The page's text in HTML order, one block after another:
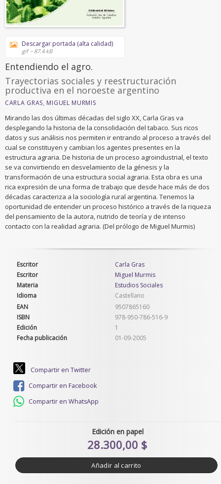
Descargar portada (alta calidad)
gif ~ 87.4 kB
Entendiendo el agro.
Trayectorias sociales y reestructuración
productiva en el noroeste argentino
CARLA GRAS, MIGUEL MURMIS
Mirando las dos últimas décadas del siglo XX, Carla Gras va
desplegando la historia de la consolidación del tabaco. Sus ricos
datos y sus análisis nos permiten ir entrando al proceso a través del
cual se constituyen y cambian los agentes presentes en la
estructura agraria. De historia de un proceso agroindustrial, el texto
se va convirtiendo en desvelamiento de la génesis y la
transformación de una estructura social agraria. Esta obra es una
rica expresión de una forma de trabajo que desde hace más de dos
décadas caracteriza a la sociología rural argentina. Tenemos la
oportunidad de entender un proceso histórico a través de la riqueza
del pensamiento de la autora, nutrido de teoría y de intenso
contacto con la realidad agraria. (Del prólogo de Miguel Murmis)
Escritor
Carla Gras
Escritor
Miguel Murmis
Materia
Estudios Sociales
Idioma
Castellano
EAN
9507865160
ISBN
978-950-786-516-9
Edición
1
Fecha publicación
01-09-2005
Compartir en Twitter
Compartir en Facebook
Compartir en WhatsApp
Edición en papel
28.300,00 $
Añadir al carrito